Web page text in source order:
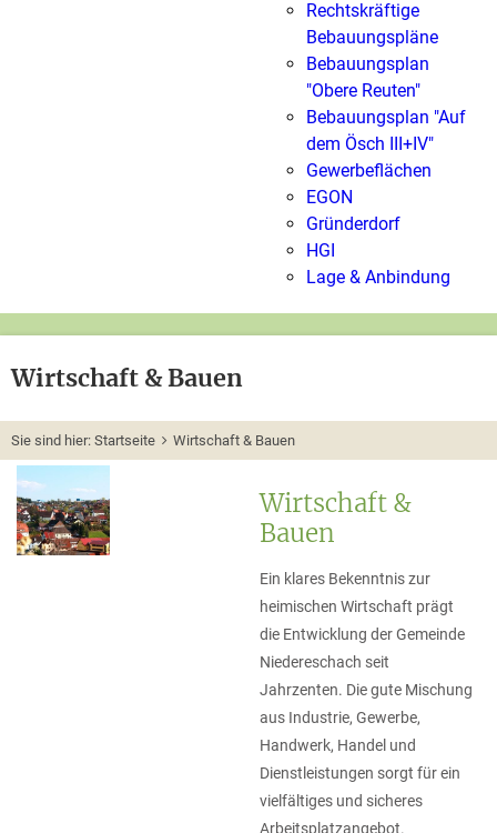
Rechtskräftige
Bebauungspläne
Bebauungsplan
"Obere Reuten"
Bebauungsplan "Auf
dem Ösch III+IV"
Gewerbeflächen
EGON
Gründerdorf
HGI
Lage & Anbindung
Wirtschaft & Bauen
Sie sind hier: Startseite Wirtschaft & Bauen
Wirtschaft &
Bauen
Ein klares Bekenntnis zur
heimischen Wirtschaft prägt
die Entwicklung der Gemeinde
Niedereschach seit
Jahrzenten. Die gute Mischung
aus Industrie, Gewerbe,
Handwerk, Handel und
Dienstleistungen sorgt für ein
vielfältiges und sicheres
Arbeitsplatzangebot.